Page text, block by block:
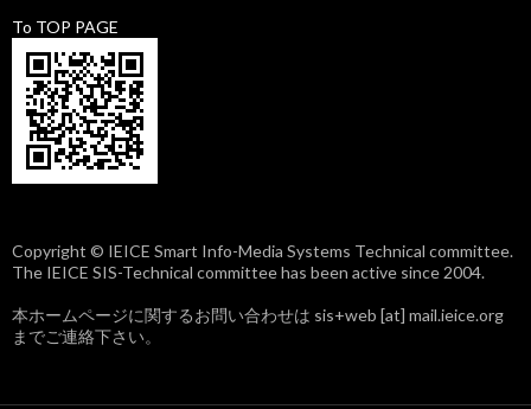
To TOP PAGE
Copyright © IEICE Smart Info-Media Systems Technical committee.
The IEICE SIS-Technical committee has been active since 2004.
本ホームページに関するお問い合わせは sis+web [at] mail.ieice.org
までご連絡下さい。